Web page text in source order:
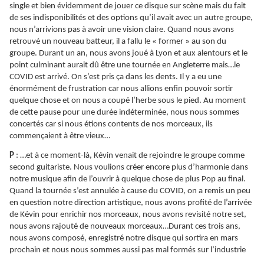
single et bien évidemment de jouer ce disque sur scène mais du fait
de ses indisponibilités et des options qu’il avait avec un autre groupe,
nous n’arrivions pas à avoir une vision claire. Quand nous avons
retrouvé un nouveau batteur, il a fallu le « former » au son du
groupe. Durant un an, nous avons joué à Lyon et aux alentours et le
point culminant aurait dû être une tournée en Angleterre mais…le
COVID est arrivé. On s’est pris ça dans les dents. Il y a eu une
énormément de frustration car nous allions enfin pouvoir sortir
quelque chose et on nous a coupé l’herbe sous le pied. Au moment
de cette pause pour une durée indéterminée, nous nous sommes
concertés car si nous étions contents de nos morceaux, ils
commençaient à être vieux…
P : …et à ce moment-là, Kévin venait de rejoindre le groupe comme
second guitariste. Nous voulions créer encore plus d’harmonie dans
notre musique afin de l’ouvrir à quelque chose de plus Pop au final.
Quand la tournée s’est annulée à cause du COVID, on a remis un peu
en question notre direction artistique, nous avons profité de l’arrivée
de Kévin pour enrichir nos morceaux, nous avons revisité notre set,
nous avons rajouté de nouveaux morceaux…Durant ces trois ans,
nous avons composé, enregistré notre disque qui sortira en mars
prochain et nous nous sommes aussi pas mal formés sur l’industrie